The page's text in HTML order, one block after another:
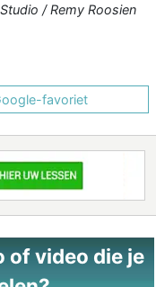
/ Remy Roosien
favoriet
of video die je